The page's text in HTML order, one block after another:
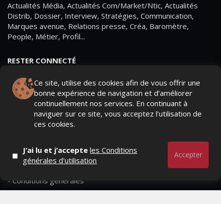
Ce site, utilise des cookies afin de vous offrir une
bonne expérience de navigation et d’améliorer
continuellement nos services. En continuant à
naviguer sur ce site, vous acceptez l’utilisation de
ces cookies.
J’ai lu et j’accepteles Conditions
générales d'utilisation
Accepter
Actualités Média, Actualités Com/Market/Ntic, Actualités
Distrib, Dossier, Interview, Stratégies, Communication,
Marques avenue, Relations presse, Créa, Baromètre,
People, Métier, Profil...
RESTER CONNECTÉ
- Page d'accueil
- Contactez-nous
- Conditions générales